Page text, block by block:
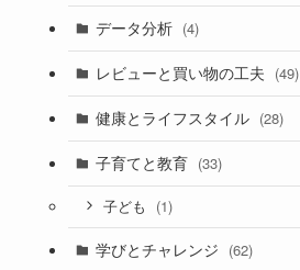
データ分析 (4)
レビューと買い物の工夫 (49)
健康とライフスタイル (28)
子育てと教育 (33)
子ども (1)
学びとチャレンジ (62)